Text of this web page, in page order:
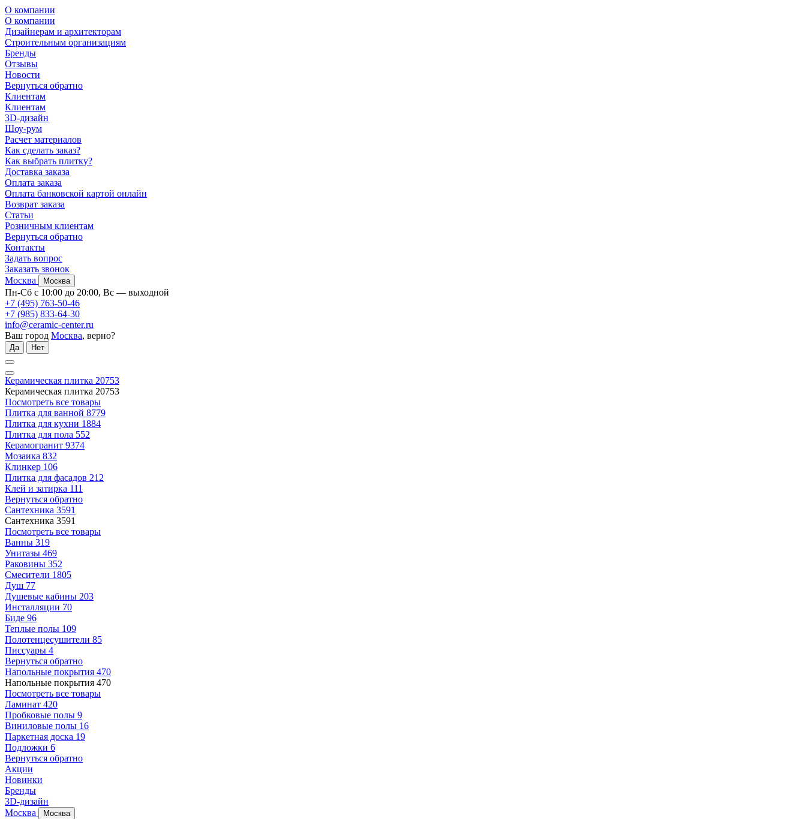
О компании
О компании
Дизайнерам и архитекторам
Строительным организациям
Бренды
Отзывы
Новости
Вернуться обратно
Клиентам
Клиентам
3D-дизайн
Шоу-рум
Расчет материалов
Как сделать заказ?
Как выбрать плитку?
Доставка заказа
Оплата заказа
Оплата банковской картой онлайн
Возврат заказа
Статьи
Розничным клиентам
Вернуться обратно
Контакты
Задать вопрос
Заказать звонок
Москва
Москва
Пн-Сб с 10:00 до 20:00, Вс — выходной
+7 (495) 763-50-46
+7 (985) 833-64-30
info@ceramic-center.ru
Ваш город Москва, верно?
Да Нет
Керамическая плитка 20753
Керамическая плитка 20753
Посмотреть все товары
Плитка для ванной 8779
Плитка для кухни 1884
Плитка для пола 552
Керамогранит 9374
Мозаика 832
Клинкер 106
Плитка для фасадов 212
Клей и затирка 111
Вернуться обратно
Сантехника 3591
Сантехника 3591
Посмотреть все товары
Ванны 319
Унитазы 469
Раковины 352
Смесители 1805
Душ 77
Душевые кабины 203
Инсталляции 70
Биде 96
Теплые полы 109
Полотенцесушители 85
Писсуары 4
Вернуться обратно
Напольные покрытия 470
Напольные покрытия 470
Посмотреть все товары
Ламинат 420
Пробковые полы 9
Виниловые полы 16
Паркетная доска 19
Подложки 6
Вернуться обратно
Акции
Новинки
Бренды
3D-дизайн
Москва
Москва